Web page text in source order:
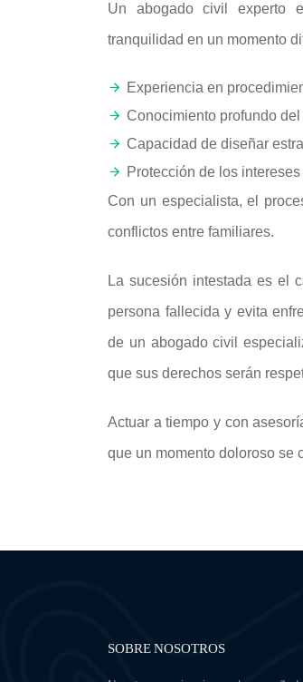
Un abogado civil experto
tranquilidad en un momento
Experiencia en
Conocimiento profundo
Capacidad de diseñar
Protección de los
Con un especialista, el
conflictos entre familiares.
La sucesión intestada es el
persona fallecida y evita
de un abogado civil
que sus derechos serán
Actuar a tiempo y con
que un momento doloroso se
SOBRE NOSOTROS